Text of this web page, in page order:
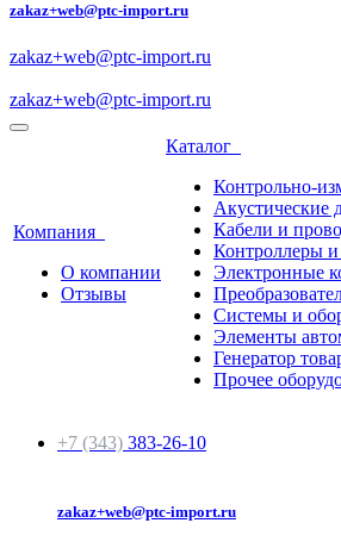
zakaz+web@ptc-import.ru
zakaz+web@ptc-import.ru
zakaz+web@ptc-import.ru
Компания
О компании
Отзывы
Каталог
Контрольно-
Акустические
Кабели и
Контроллеры
Электронные
Системы и
Элементы
Генератор
Прочее
+7 (343) 383-26-10
zakaz+web@ptc-import.ru